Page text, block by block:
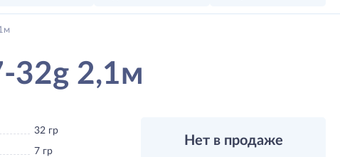
32g 2,1м
Нет в продаже
32 гр
7 гр